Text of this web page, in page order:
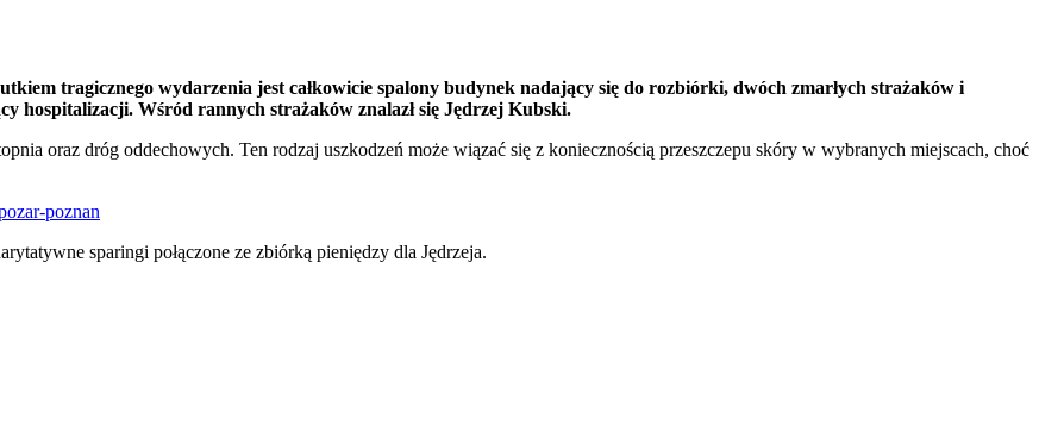
tragicznego wydarzenia jest całkowicie spalony budynek nadający się do rozbiórki, dwóch zmarłych strażaków i
hospitalizacji. Wśród rannych strażaków znalazł się Jędrzej Kubski.
oraz dróg oddechowych. Ten rodzaj uszkodzeń może wiązać się z koniecznością przeszczepu skóry w wybranych miejscach, choć
poznan
sparingi połączone ze zbiórką pieniędzy dla Jędrzeja.